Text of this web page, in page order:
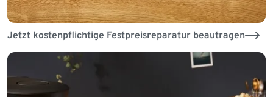
Jetzt kostenpflichtige Festpreisreparatur beautragen